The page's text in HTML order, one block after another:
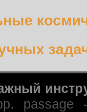
passage -